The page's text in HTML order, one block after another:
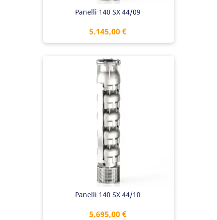
Panelli 140 SX 44/09
Preis
5.145,00 €
Panelli 140 SX 44/10
Preis
5.695,00 €